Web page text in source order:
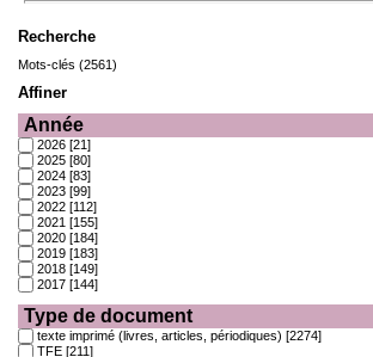
Recherche
Mots-clés (2561)
Affiner
Année
2026 [21]
2025 [80]
2024 [83]
2023 [99]
2022 [112]
2021 [155]
2020 [184]
2019 [183]
2018 [149]
2017 [144]
Type de document
texte imprimé (livres, articles, périodiques) [2274]
TFE [211]